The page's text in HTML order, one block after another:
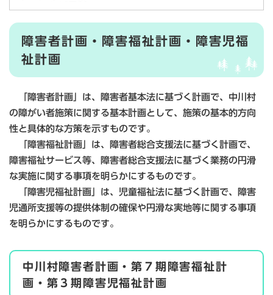
障害者計画・障害福祉計画・障害児福
祉計画
「障害者計画」は、障害者基本法に基づく計画で、中川村
の障がい者施策に関する基本計画として、施策の基本的方向
性と具体的な方策を示すものです。
「障害福祉計画」は、障害者総合支援法に基づく計画で、
障害福祉サービス等、障害者総合支援法に基づく業務の円滑
な実施に関する事項を明らかにするものです。
「障害児福祉計画」は、児童福祉法に基づく計画で、障害
児通所支援等の提供体制の確保や円滑な実地等に関する事項
を明らかにするものです。
中川村障害者計画・第７期障害福祉計
画・第３期障害児福祉計画